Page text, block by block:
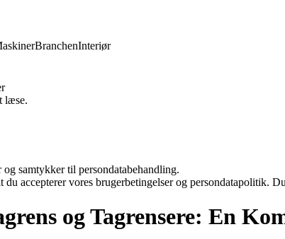
BranchenInteriør
læse.
samtykker til persondatabehandling.
accepterer vores brugerbetingelser og persondatapolitik.
og Tagrensere: En